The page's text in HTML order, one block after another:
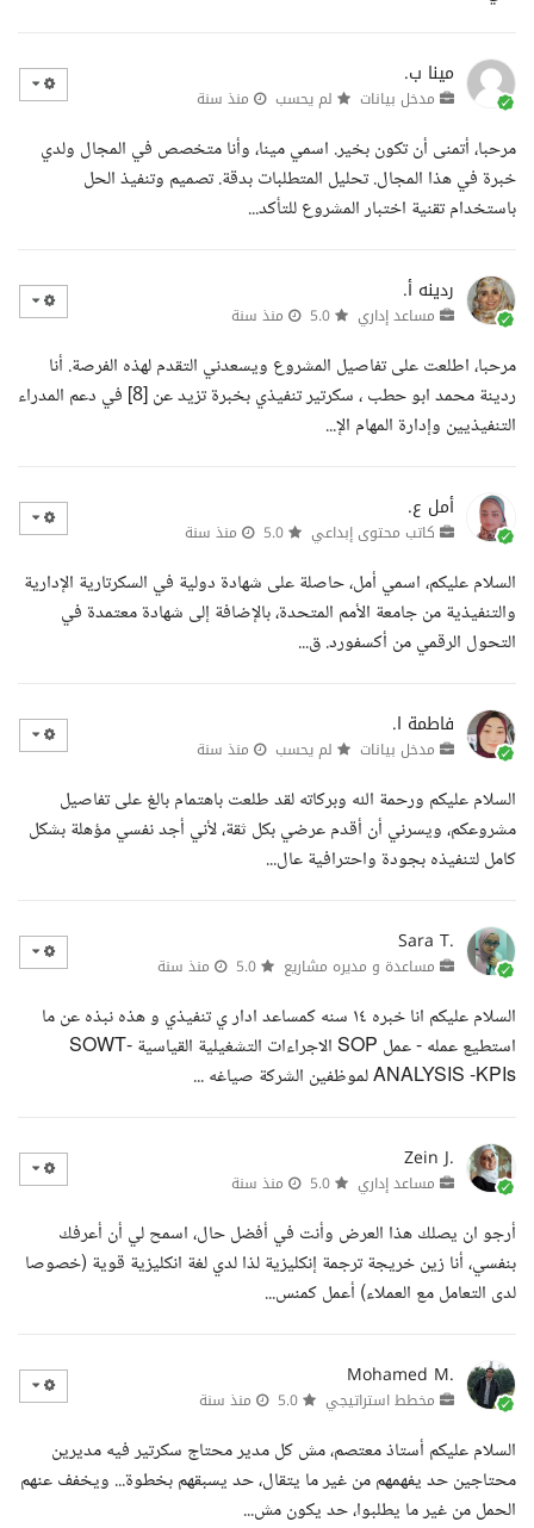
مينا ب.
مدخل بيانات لم يحسب منذ سنة
مرحبا، أتمنى أن تكون بخير. اسمي مينا، وأنا متخصص في المجال ولدي
خبرة في هذا المجال. تحليل المتطلبات بدقة. تصميم وتنفيذ الحل
باستخدام تقنية اختبار المشروع للتأكد...
ردينه أ.
مساعد إداري منذ سنة
مرحبا، اطلعت على تفاصيل المشروع ويسعدني التقدم لهذه الفرصة. أنا
ردينة محمد ابو حطب ، سكرتير تنفيذي بخبرة تزيد عن [8] في دعم المدراء
التنفيذيين وإدارة المهام الإ...
أمل ع.
كاتب محتوى إبداعي منذ سنة
السلام عليكم، اسمي أمل، حاصلة على شهادة دولية في السكرتارية الإدارية
والتنفيذية من جامعة الأمم المتحدة، بالإضافة إلى شهادة معتمدة في
التحول الرقمي من أكسفورد. ق...
فاطمة ا.
مدخل بيانات لم يحسب منذ سنة
السلام عليكم ورحمة الله وبركاته لقد طلعت باهتمام بالغ على تفاصيل
مشروعكم، ويسرني أن أقدم عرضي بكل ثقة، لأني أجد نفسي مؤهلة بشكل
كامل لتنفيذه بجودة واحترافية عال...
Sara T.
مساعدة و مديره مشاريع منذ سنة
السلام عليكم انا خبره ١٤ سنه كمساعد ادار ي تنفيذي و هذه نبذه عن ما
استطيع عمله - عمل SOP الاجراءات التشغيلية القياسية -SOWT
ANALYSIS -KPIs لموظفين الشركة صياغه ...
Zein J.
مساعد إداري منذ سنة
أرجو ان يصلك هذا العرض وأنت في أفضل حال، اسمح لي أن أعرفك
بنفسي، أنا زين خريجة ترجمة إنكليزية لذا لدي لغة انكليزية قوية (خصوصا
لدى التعامل مع العملاء) أعمل كمنس...
Mohamed M.
مخطط استراتيجي منذ سنة
السلام عليكم أستاذ معتصم، مش كل مدير محتاج سكرتير فيه مديرين
محتاجين حد يفهمهم من غير ما يتقال، حد يسبقهم بخطوة... ويخفف عنهم
الحمل من غير ما يطلبوا، حد يكون مش...